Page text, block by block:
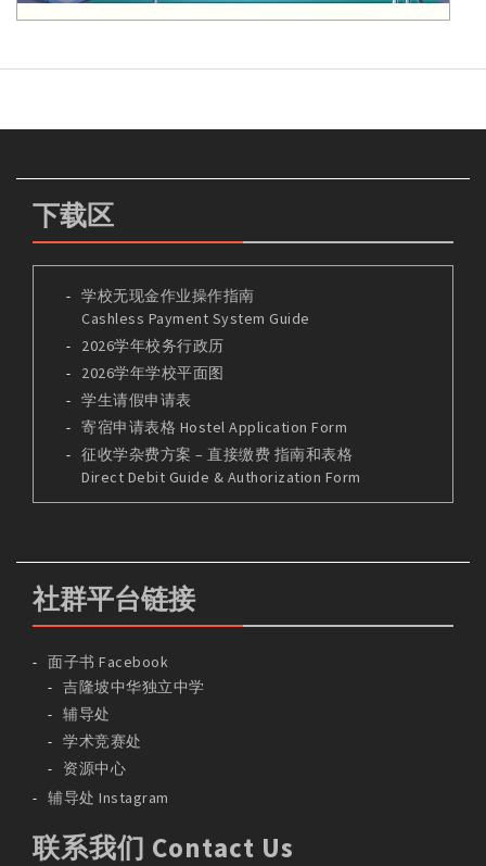
下载区
学校无现金作业操作指南
Cashless Payment System Guide
2026学年校务行政历
2026学年学校平面图
学生请假申请表
寄宿申请表格 Hostel Application Form
征收学杂费方案 – 直接缴费 指南和表格
Direct Debit Guide & Authorization Form
社群平台链接
面子书 Facebook
吉隆坡中华独立中学
辅导处
学术竞赛处
资源中心
辅导处 Instagram
联系我们 Contact Us